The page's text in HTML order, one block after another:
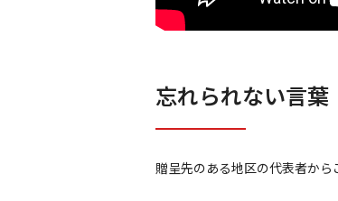
忘れられない言葉
贈呈先のある地区の代表者から